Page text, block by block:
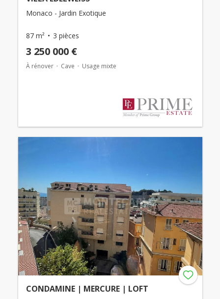
Monaco - Jardin Exotique
87 m² 3 pièces
3 250 000 €
À rénover Cave Usage mixte
CONDAMINE | MERCURE | LOFT